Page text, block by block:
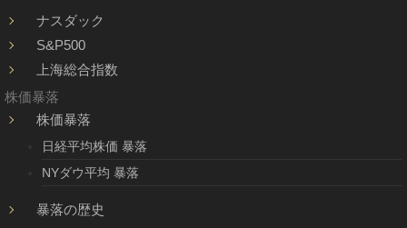
ナスダック
S&P500
上海総合指数
株価暴落
株価暴落
日経平均株価 暴落
NYダウ平均 暴落
暴落の歴史